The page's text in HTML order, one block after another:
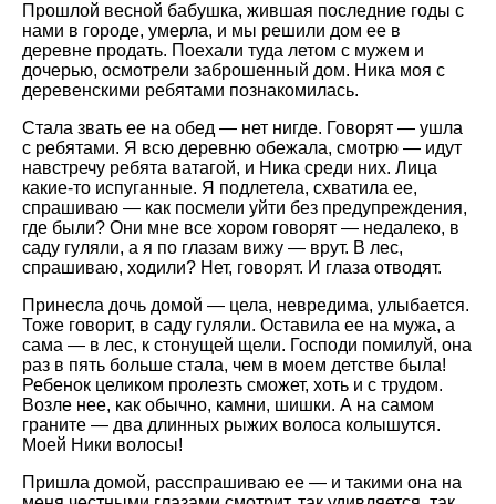
Прошлой весной бабушка, жившая последние годы с
нами в городе, умерла, и мы решили дом ее в
деревне продать. Поехали туда летом с мужем и
дочерью, осмотрели заброшенный дом. Ника моя с
деревенскими ребятами познакомилась.
Стала звать ее на обед — нет нигде. Говорят — ушла
с ребятами. Я всю деревню обежала, смотрю — идут
навстречу ребята ватагой, и Ника среди них. Лица
какие-то испуганные. Я подлетела, схватила ее,
спрашиваю — как посмели уйти без предупреждения,
где были? Они мне все хором говорят — недалеко, в
саду гуляли, а я по глазам вижу — врут. В лес,
спрашиваю, ходили? Нет, говорят. И глаза отводят.
Принесла дочь домой — цела, невредима, улыбается.
Тоже говорит, в саду гуляли. Оставила ее на мужа, а
сама — в лес, к стонущей щели. Господи помилуй, она
раз в пять больше стала, чем в моем детстве была!
Ребенок целиком пролезть сможет, хоть и с трудом.
Возле нее, как обычно, камни, шишки. А на самом
граните — два длинных рыжих волоса колышутся.
Моей Ники волосы!
Пришла домой, расспрашиваю ее — и такими она на